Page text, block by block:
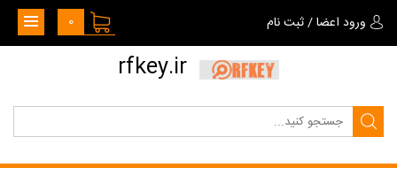
ورود اعضا/ثبت نام 0
rfkey.ir